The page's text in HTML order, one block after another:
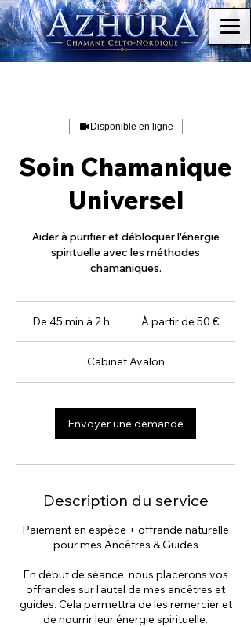
Disponible en ligne
Soin Chamanique
Universel
Aider à purifier et débloquer l'énergie
spirituelle avec les méthodes
chamaniques.
De 45 min à 2 h
5
m
n
à
2
partir
euros
À partir de 50 €
Cabinet Avalon
Envoyer une demande
Description du service
Paiement en espèce + offrande naturelle
pour mes Ancêtres & Guides
En début de séance, nous placerons vos
offrandes sur l'autel de mes ancêtres et
guides. Cela permettra de les remercier et
de nourrir leur énergie spirituelle.